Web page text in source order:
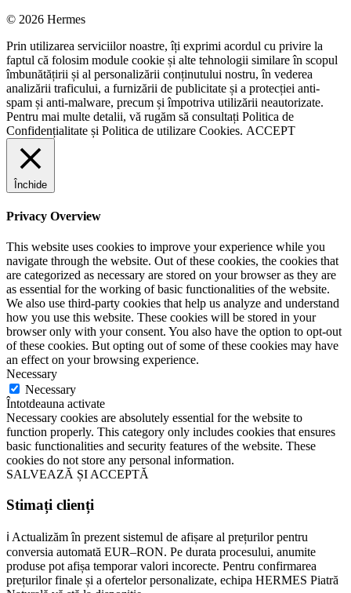
© 2026 Hermes
Prin utilizarea serviciilor noastre, îți exprimi acordul cu privire la
faptul că folosim module cookie și alte tehnologii similare în scopul
îmbunătățirii și al personalizării conținutului nostru, în vederea
analizării traficului, a furnizării de publicitate și a protecției anti-
spam și anti-malware, precum și împotriva utilizării neautorizate.
Pentru mai multe detalii, vă rugăm să consultați Politica de
Confidențialitate și Politica de utilizare Cookies. ACCEPT
Închide
Privacy Overview
This website uses cookies to improve your experience while you
navigate through the website. Out of these cookies, the cookies that
are categorized as necessary are stored on your browser as they are
as essential for the working of basic functionalities of the website.
We also use third-party cookies that help us analyze and understand
how you use this website. These cookies will be stored in your
browser only with your consent. You also have the option to opt-out
of these cookies. But opting out of some of these cookies may have
an effect on your browsing experience.
Necessary
Necessary
Întotdeauna activate
Necessary cookies are absolutely essential for the website to
function properly. This category only includes cookies that ensures
basic functionalities and security features of the website. These
cookies do not store any personal information.
SALVEAZĂ ȘI ACCEPTĂ
Stimați clienți
ℹ️ Actualizăm în prezent sistemul de afișare al prețurilor pentru
conversia automată EUR–RON. Pe durata procesului, anumite
produse pot afișa temporar valori incorecte. Pentru confirmarea
prețurilor finale și a ofertelor personalizate, echipa HERMES Piatră